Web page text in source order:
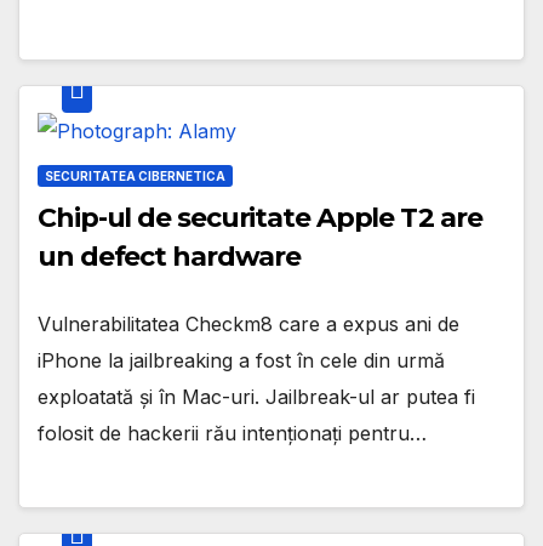
SECURITATEA CIBERNETICA
Chip-ul de securitate Apple T2 are
un defect hardware
Vulnerabilitatea Checkm8 care a expus ani de
iPhone la jailbreaking a fost în cele din urmă
exploatată și în Mac-uri. Jailbreak-ul ar putea fi
folosit de hackerii rău intenționați pentru…